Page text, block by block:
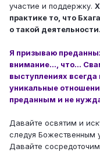
участие и поддержку.
практике то, что
о такой деятельности.
Я призываю
внимание…, что…
выступлениях
уникальные
преданным и не
Давайте освятим и
следуя Божественным
Давайте